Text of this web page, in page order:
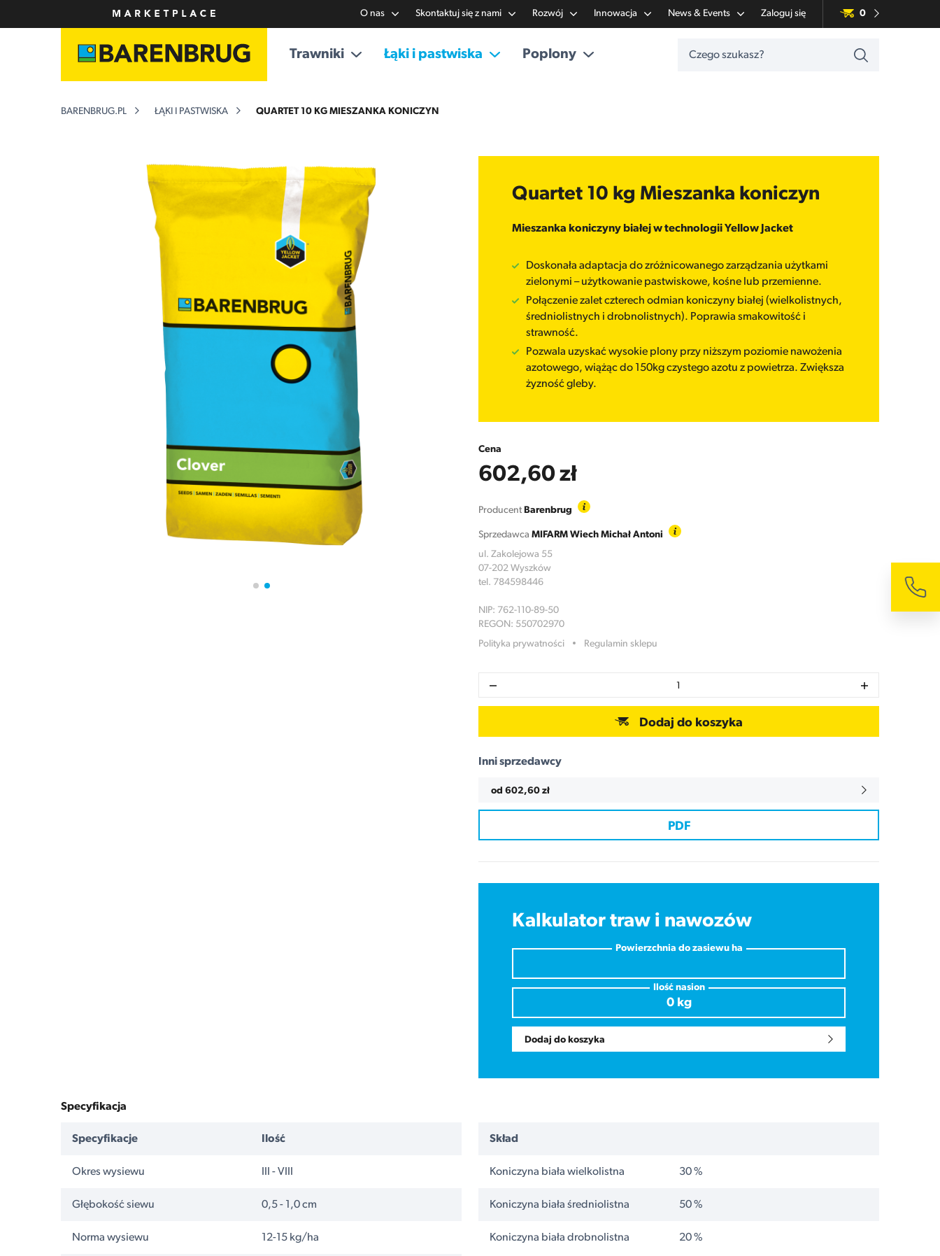
O nas Skontaktuj się z nami Rozwój Innowacja News & Events Zaloguj się 0
Trawniki Łąki i pastwiska Poplony
BARENBRUG.PL ŁĄKI I PASTWISKA QUARTET 10 KG MIESZANKA KONICZYN
Quartet 10 kg Mieszanka koniczyn
Mieszanka koniczyny białej w technologii Yellow Jacket
Doskonała adaptacja do zróżnicowanego zarządzania użytkami
zielonymi – użytkowanie pastwiskowe, kośne lub przemienne.
Połączenie zalet czterech odmian koniczyny białej (wielkolistnych,
średniolistnych i drobnolistnych). Poprawia smakowitość i
strawność.
Pozwala uzyskać wysokie plony przy niższym poziomie nawożenia
azotowego, wiążąc do 150kg czystego azotu z powietrza. Zwiększa
żyzność gleby.
Cena
602,60 zł
Producent Barenbrug
Sprzedawca MIFARM Wiech Michał Antoni
ul. Zakolejowa 55
07-202 Wyszków
tel. 784598446
NIP: 762-110-89-50
REGON: 550702970
Polityka prywatności
Regulamin sklepu
1
Dodaj do koszyka
Inni sprzedawcy
od 602,60 zł
PDF
Kalkulator traw i nawozów
Powierzchnia do zasiewu ha
Ilość nasion
Dodaj do koszyka
Specyfikacja
Specyfikacje Ilość
Okres wysiewu III - VIII
Głębokość siewu 0,5 - 1,0 cm
Norma wysiewu 12-15 kg/ha
Skład
Koniczyna biała wielkolistna 30 %
Koniczyna biała średniolistna 50 %
Koniczyna biała drobnolistna 20 %